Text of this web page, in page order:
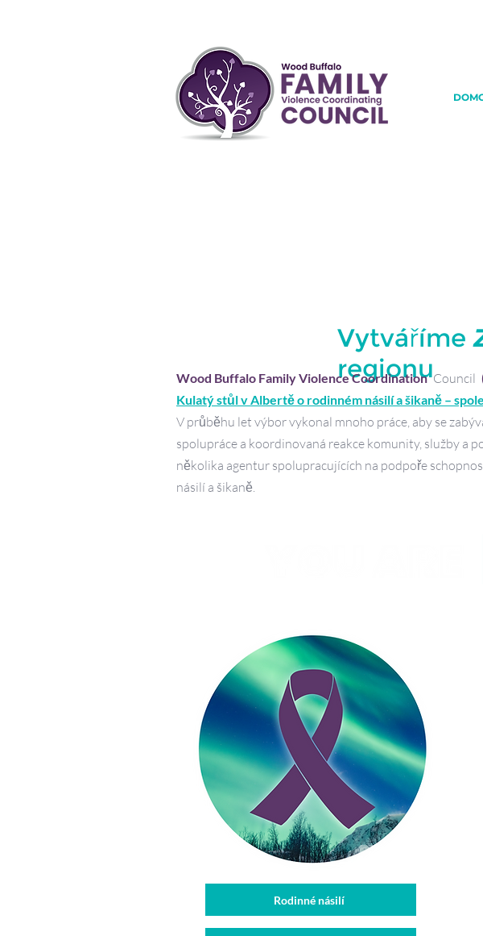
Vytváříme
regionu
Wood Buffalo Family Violence Coordination Council
Kulatý stůl v Albertě o rodinném násilí a šikaně –
V průběhu let výbor vykonal mnoho práce, aby se
spolupráce a koordinovaná reakce komunity, služby a
několika agentur spolupracujících na podpoře
násilí a šikaně.
Rodinné násilí